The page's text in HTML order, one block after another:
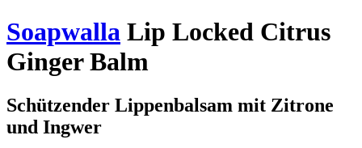
Soapwalla Lip Locked Citrus
Ginger Balm
Schützender Lippenbalsam mit Zitrone
und Ingwer